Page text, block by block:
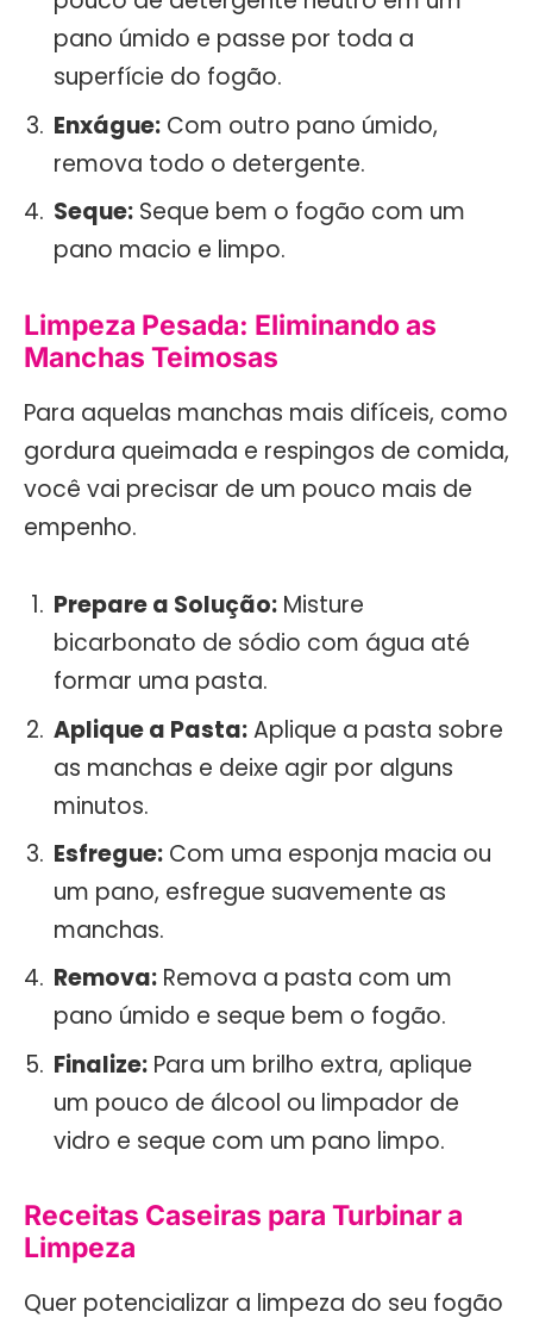
pano úmido e passe por toda a
superfície do fogão.
Enxágue: Com outro pano úmido,
remova todo o detergente.
Seque: Seque bem o fogão com um
pano macio e limpo.
Limpeza Pesada: Eliminando as
Manchas Teimosas
Para aquelas manchas mais difíceis, como
gordura queimada e respingos de comida,
você vai precisar de um pouco mais de
empenho.
Prepare a Solução: Misture
bicarbonato de sódio com água até
formar uma pasta.
Aplique a Pasta:Aplique a pasta sobre
as manchas e deixe agir por alguns
minutos.
Esfregue: Com uma esponja macia ou
um pano, esfregue suavemente as
manchas.
Remova: Remova a pasta com um
pano úmido e seque bem o fogão.
Finalize: Para um brilho extra, aplique
um pouco de álcool ou limpador de
vidro e seque com um pano limpo.
Receitas Caseiras para Turbinar a
Limpeza
Quer potencializar a limpeza do seu fogão